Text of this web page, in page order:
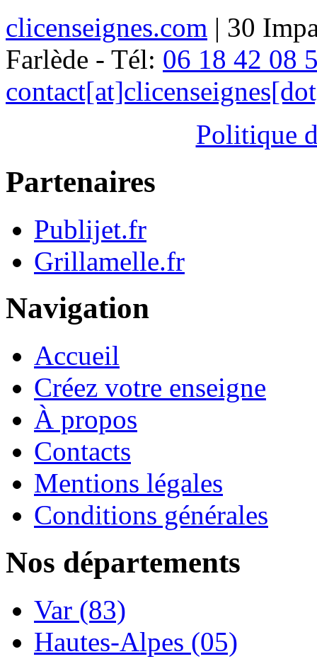
clicenseignes.com | 30
Farlède - Tél: 06 18 42 08
Politique
Partenaires
Publijet.fr
Grillamelle.fr
Navigation
Accueil
Créez votre enseigne
À propos
Contacts
Mentions légales
Conditions générales
Nos départements
Var (83)
Hautes-Alpes (05)